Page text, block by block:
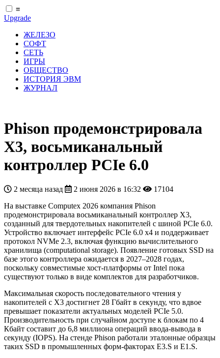
≡
Upgrade
ЖЕЛЕЗО
СОФТ
СЕТЬ
ИГРЫ
ОБЩЕСТВО
ИСТОРИЯ ЭВМ
ЖУРНАЛ
Phison продемонстрировала
X3, восьмиканальный
контроллер PCIe 6.0
2 месяца назад 2 июня 2026 в 16:32
17104
На выставке Computex 2026 компания Phison
продемонстрировала восьмиканальный контроллер X3,
созданный для твердотельных накопителей с шиной PCIe 6.0.
Устройство включает интерфейс PCIe 6.0 x4 и поддерживает
протокол NVMe 2.3, включая функцию вычислительного
хранилища (computational storage). Появление готовых SSD на
базе этого контроллера ожидается в 2027–2028 годах,
поскольку совместимые хост-платформы от Intel пока
существуют только в виде комплектов для разработчиков.
Максимальная скорость последовательного чтения у
накопителей с X3 достигнет 28 Гбайт в секунду, что вдвое
превышает показатели актуальных моделей PCIe 5.0.
Производительность при случайном доступе к блокам по 4
Кбайт составит до 6,8 миллиона операций ввода-вывода в
секунду (IOPS). На стенде Phison работали эталонные образцы
таких SSD в промышленных форм-факторах E3.S и E1.S.